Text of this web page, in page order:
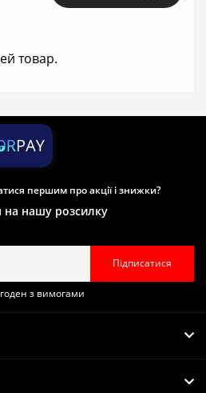
товар.
першим про акції і знижки?
на нашу розсилку
Підписатися
з вимогами